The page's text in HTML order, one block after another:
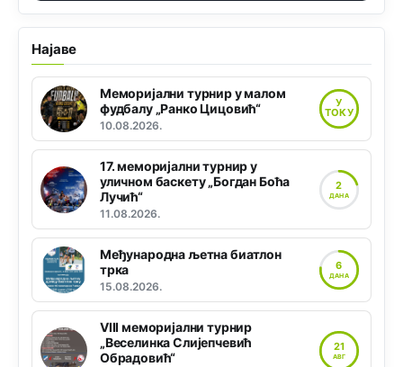
Најаве
Меморијални турнир у малом
фудбалу „Ранко Цицовић“
10.08.2026.
У
ТОКУ
17. меморијални турнир у
уличном баскету „Богдан Боћа
Лучић“
11.08.2026.
2
ДАНА
Међународна љетна биатлон
трка
15.08.2026.
6
ДАНА
VIII меморијални турнир
„Веселинка Слијепчевић
Обрадовић“
21
АВГ